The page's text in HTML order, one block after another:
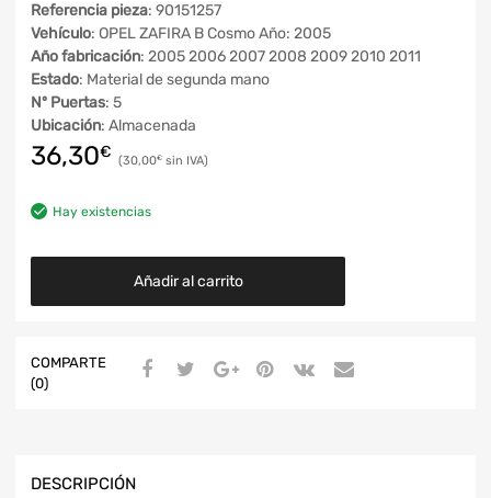
Referencia pieza: 90151257
Vehículo: OPEL ZAFIRA B Cosmo Año: 2005
Año fabricación: 2005 2006 2007 2008 2009 2010 2011
Estado: Material de segunda mano
Nº Puertas: 5
Ubicación: Almacenada
36,30€ 30,00€
Hay existencias
Añadir al carrito
COMPARTE
(0)
DESCRIPCIÓN